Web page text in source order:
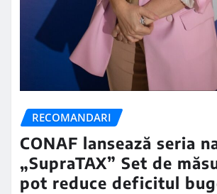
RECOMANDARI
CONAF lansează seria
„SupraTAX” Set de
pot reduce deficitul